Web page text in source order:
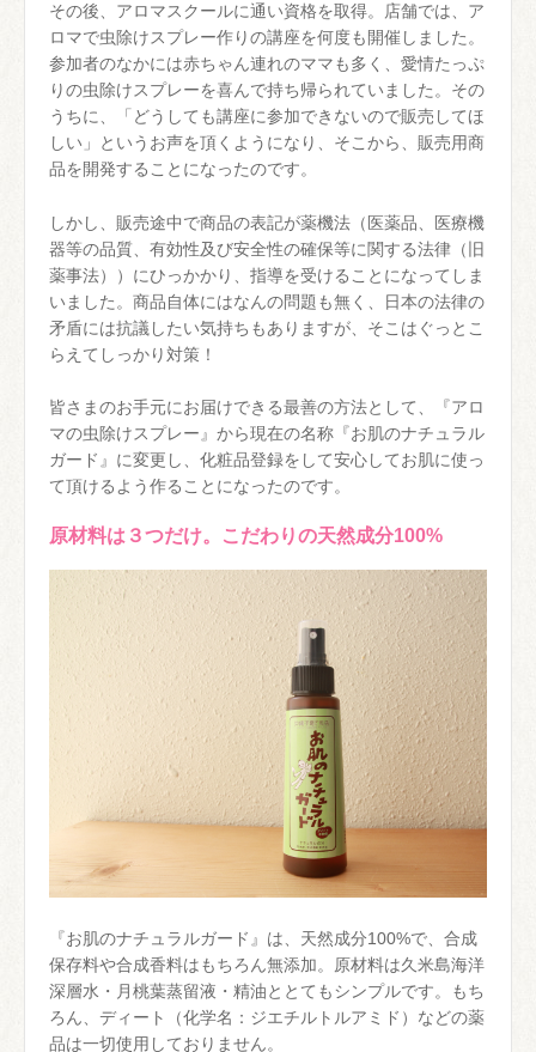
その後、アロマスクールに通い資格を取得。店舗では、ア
ロマで虫除けスプレー作りの講座を何度も開催しました。
参加者のなかには赤ちゃん連れのママも多く、愛情たっぷ
りの虫除けスプレーを喜んで持ち帰られていました。その
うちに、「どうしても講座に参加できないので販売してほ
しい」というお声を頂くようになり、そこから、販売用商
品を開発することになったのです。
しかし、販売途中で商品の表記が薬機法（医薬品、医療機
器等の品質、有効性及び安全性の確保等に関する法律（旧
薬事法））にひっかかり、指導を受けることになってしま
いました。商品自体にはなんの問題も無く、日本の法律の
矛盾には抗議したい気持ちもありますが、そこはぐっとこ
らえてしっかり対策！
皆さまのお手元にお届けできる最善の方法として、『アロ
マの虫除けスプレー』から現在の名称『お肌のナチュラル
ガード』に変更し、化粧品登録をして安心してお肌に使っ
て頂けるよう作ることになったのです。
原材料は３つだけ。こだわりの天然成分100%
『お肌のナチュラルガード』は、天然成分100%で、合成
保存料や合成香料はもちろん無添加。原材料は久米島海洋
深層水・月桃葉蒸留液・精油ととてもシンプルです。もち
ろん、ディート（化学名：ジエチルトルアミド）などの薬
品は一切使用しておりません。